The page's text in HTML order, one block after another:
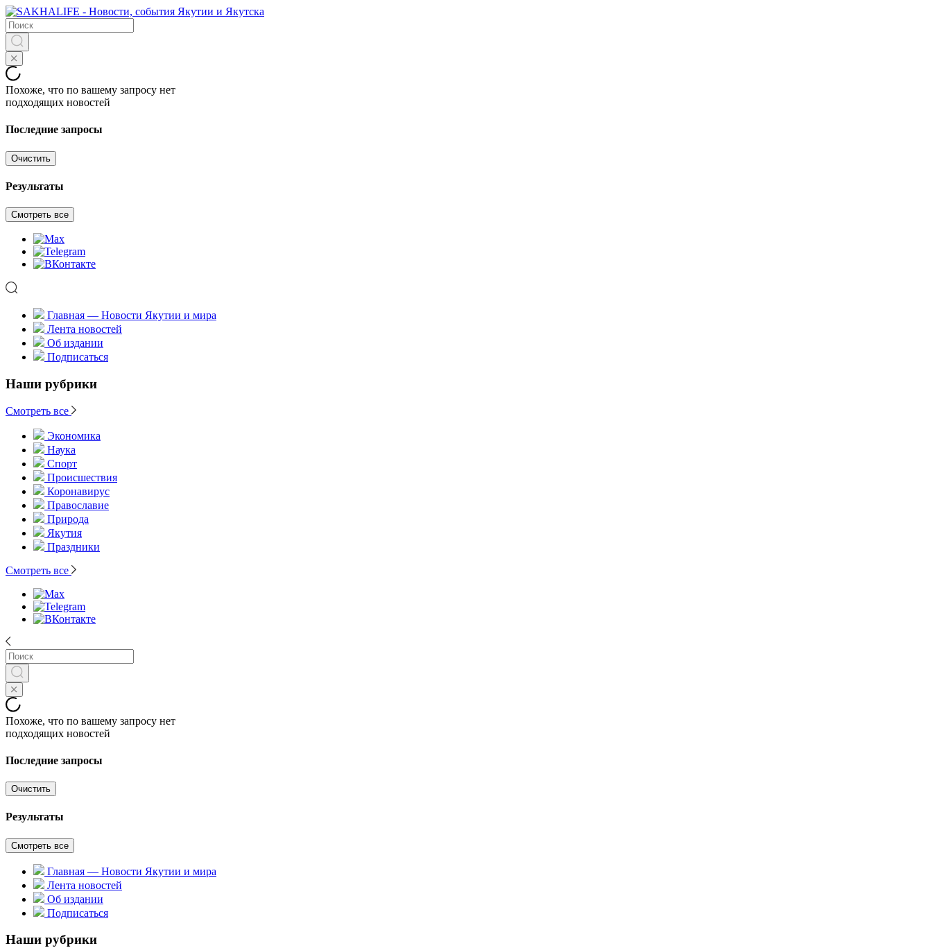
Похоже, что по вашему запросу нет
подходящих новостей
Последние запросы
Очистить
Результаты
Смотреть все
Главная — Новости Якутии и мира
Лента новостей
Об издании
Подписаться
Наши рубрики
Смотреть все
Экономика
Наука
Спорт
Происшествия
Коронавирус
Православие
Природа
Якутия
Праздники
Смотреть все
Похоже, что по вашему запросу нет
подходящих новостей
Последние запросы
Очистить
Результаты
Смотреть все
Главная — Новости Якутии и мира
Лента новостей
Об издании
Подписаться
Наши рубрики